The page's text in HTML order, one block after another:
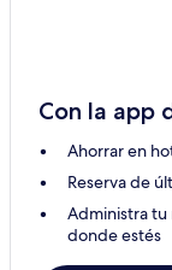
Hoteles de lujo en
Hoteles 2
Hoteles 3
Hoteles 4 estrellas
Hoteles de
Con la app
Ahorrar en
Reserva de
Administra tu
donde estés